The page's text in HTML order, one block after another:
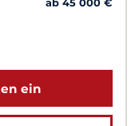
ab 45 000 €
ein